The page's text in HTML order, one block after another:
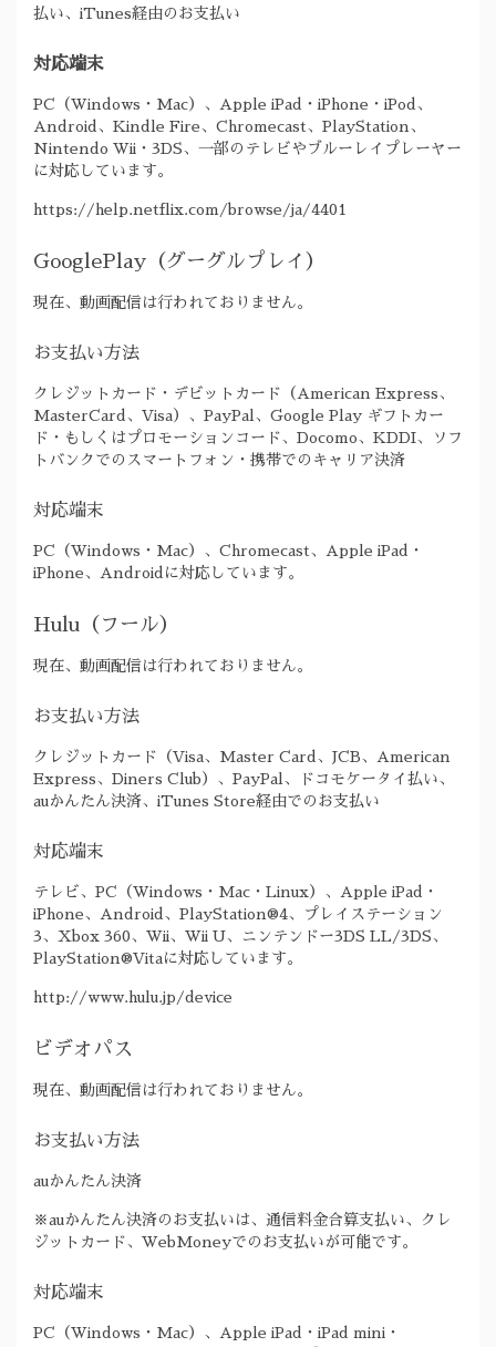
払い、iTunes経由のお支払い
対応端末
PC（Windows・Mac）、Apple iPad・iPhone・iPod、
Android、Kindle Fire、Chromecast、PlayStation、
Nintendo Wii・3DS、一部のテレビやブルーレイプレーヤー
に対応しています。
https://help.netflix.com/browse/ja/4401
GooglePlay（グーグルプレイ）
現在、動画配信は行われておりません。
お支払い方法
クレジットカード・デビットカード（American Express、
MasterCard、Visa）、PayPal、Google Play ギフトカー
ド・もしくはプロモーションコード、Docomo、KDDI、ソフ
トバンクでのスマートフォン・携帯でのキャリア決済
対応端末
PC（Windows・Mac）、Chromecast、Apple iPad・
iPhone、Androidに対応しています。
Hulu（フール）
現在、動画配信は行われておりません。
お支払い方法
クレジットカード（Visa、Master Card、JCB、American
Express、Diners Club）、PayPal、ドコモケータイ払い、
auかんたん決済、iTunes Store経由でのお支払い
対応端末
テレビ、PC（Windows・Mac・Linux）、Apple iPad・
iPhone、Android、PlayStation®4、プレイステーション
3、Xbox 360、Wii、Wii U、ニンテンドー3DS LL/3DS、
PlayStation®Vitaに対応しています。
http://www.hulu.jp/device
ビデオパス
現在、動画配信は行われておりません。
お支払い方法
auかんたん決済
※auかんたん決済のお支払いは、通信料金合算支払い、クレ
ジットカード、WebMoneyでのお支払いが可能です。
対応端末
PC（Windows・Mac）、Apple iPad・iPad mini・